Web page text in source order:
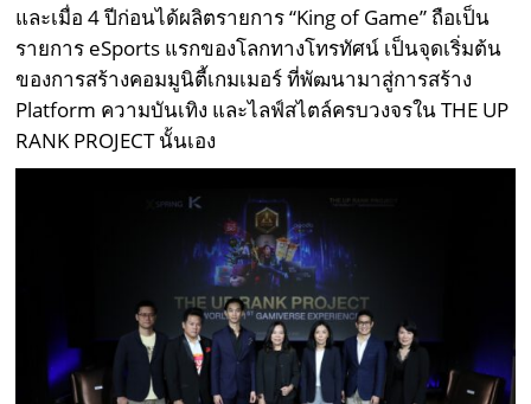
และเมื่อ 4 ปีก่อนได้ผลิตรายการ “King of Game” ถือเป็น
รายการ eSports แรกของโลกทางโทรทัศน์ เป็นจุดเริ่มต้น
ของการสร้างคอมมูนิตี้เกมเมอร์ ที่พัฒนามาสู่การสร้าง
Platform ความบันเทิง และไลฟ์สไตล์ครบวงจรใน THE UP
RANK PROJECT นั้นเอง